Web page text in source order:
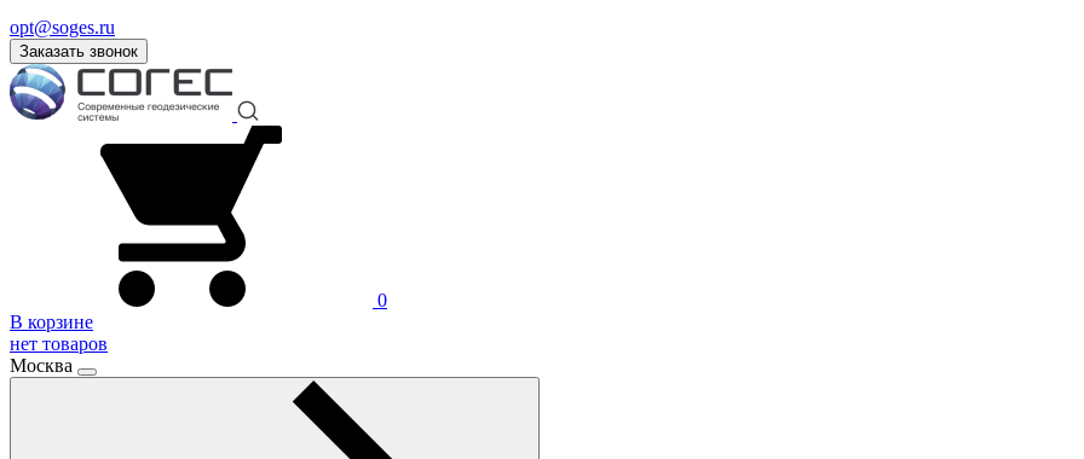
opt@soges.ru
Заказать звонок
0
В корзине
нет товаров
Москва